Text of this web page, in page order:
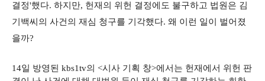
결정'했다. 하지만, 헌재의 위헌 결정에도 불구하고 법원은 김
기백씨의 사건의 재심 청구를 기각했다. 왜 이런 일이 벌어졌
을까?
14일 방영된 kbs1tv의 <시사 기획 창>에서는 헌재에서 위헌 판